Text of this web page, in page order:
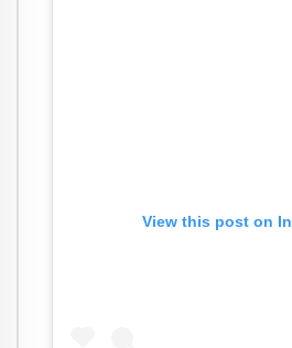
View this post on